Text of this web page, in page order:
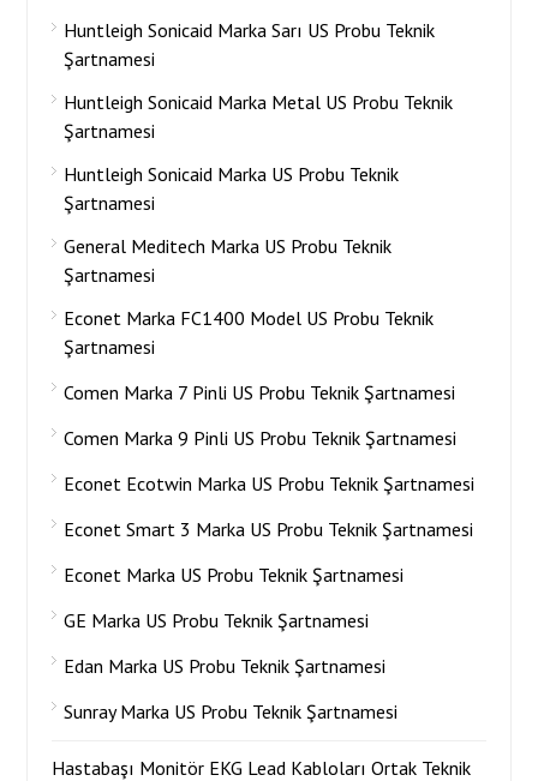
Huntleigh Sonicaid Marka Sarı US Probu Teknik
Şartnamesi
Huntleigh Sonicaid Marka Metal US Probu Teknik
Şartnamesi
Huntleigh Sonicaid Marka US Probu Teknik
Şartnamesi
General Meditech Marka US Probu Teknik
Şartnamesi
Econet Marka FC1400 Model US Probu Teknik
Şartnamesi
Comen Marka 7 Pinli US Probu Teknik Şartnamesi
Comen Marka 9 Pinli US Probu Teknik Şartnamesi
Econet Ecotwin Marka US Probu Teknik Şartnamesi
Econet Smart 3 Marka US Probu Teknik Şartnamesi
Econet Marka US Probu Teknik Şartnamesi
GE Marka US Probu Teknik Şartnamesi
Edan Marka US Probu Teknik Şartnamesi
Sunray Marka US Probu Teknik Şartnamesi
Hastabaşı Monitör EKG Lead Kabloları Ortak Teknik